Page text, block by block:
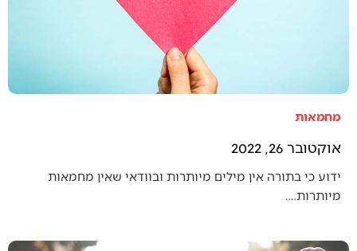
מחמאות
אוקטובר 26, 2022
ידוע כי בתורה אין מילים מיותרות ובוודאי שאין מחמאות
מיותרות.…